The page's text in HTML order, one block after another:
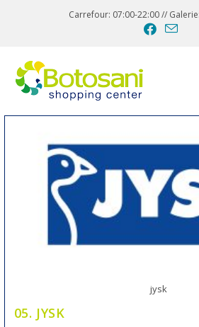
Carrefour: 07:00-22:00 //
jysk
05. JYSK